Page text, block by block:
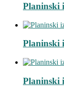
Planinski
Planinski
Planinski